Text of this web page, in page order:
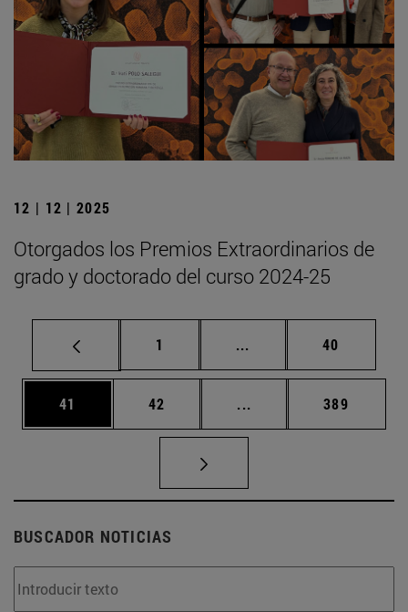
12 | 12 | 2025
Otorgados los Premios Extraordinarios de
grado y doctorado del curso 2024-25
Página
1 ... Páginas intermedias
Página
40
Página
41 Página
42 ... Páginas intermedias
Página
389
BUSCADOR NOTICIAS